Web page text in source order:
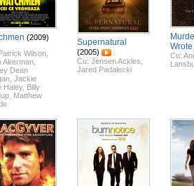
(2009)
Wilson
Akerman
Dean
Jackie
Haley, Billy
Matthew
Supernatural
(2005)
Cu: Jensen Ackles
Jared Padalecki
Wrote
Cu: